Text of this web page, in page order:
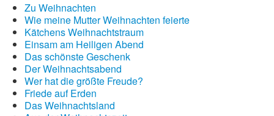
Zu Weihnachten
Wie meine Mutter Weihnachten feierte
Kätchens Weihnachtstraum
Einsam am Heiligen Abend
Das schönste Geschenk
Der Weihnachtsabend
Wer hat die größte Freude?
Friede auf Erden
Das Weihnachtsland